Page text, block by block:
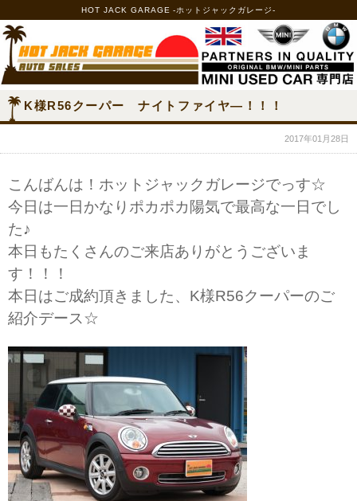
HOT JACK GARAGE -ホットジャックガレージ-
K様R56クーパー ナイトファイヤ―！！！
2017年01月28日
こんばんは！ホットジャックガレージでっす☆
今日は一日かなりポカポカ陽気で最高な一日でし
た♪
本日もたくさんのご来店ありがとうございま
す！！！
本日はご成約頂きました、K様R56クーパーのご
紹介デース☆